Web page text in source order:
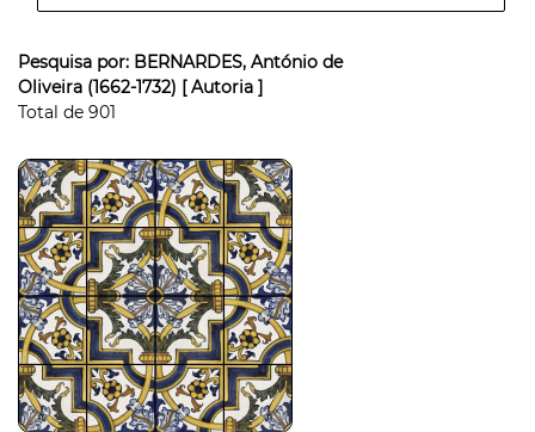
Pesquisa por: BERNARDES, António de
Oliveira (1662-1732) [ Autoria ]
Total de 901